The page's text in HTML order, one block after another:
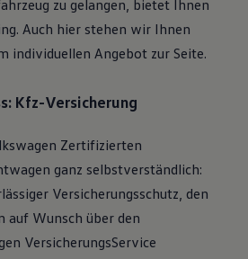
zu gelangen, bietet Ihnen
Auch hier stehen wir Ihnen
individuellen Angebot zur Seite.
Kfz-Versicherung
Zertifizierten
ganz selbstverständlich:
Versicherungsschutz, den
auf Wunsch über den
VersicherungsService